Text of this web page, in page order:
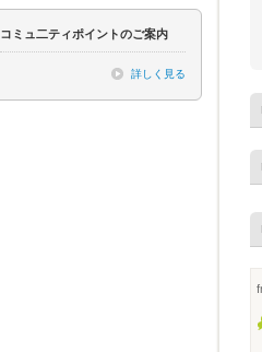
コミュ二ティポイントのご案内
詳しく見る